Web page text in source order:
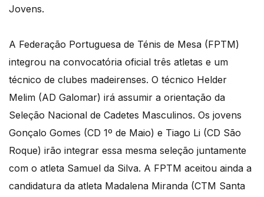
Jovens.
A Federação Portuguesa de Ténis de Mesa (FPTM)
integrou na convocatória oficial três atletas e um
técnico de clubes madeirenses. O técnico Helder
Melim (AD Galomar) irá assumir a orientação da
Seleção Nacional de Cadetes Masculinos. Os jovens
Gonçalo Gomes (CD 1º de Maio) e Tiago Li (CD São
Roque) irão integrar essa mesma seleção juntamente
com o atleta Samuel da Silva. A FPTM aceitou ainda a
candidatura da atleta Madalena Miranda (CTM Santa